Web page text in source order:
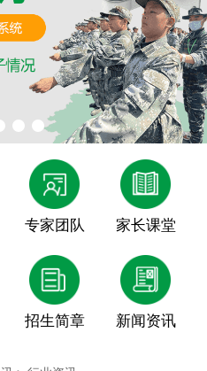
专家团队 家长课堂
招生简章 新闻资讯